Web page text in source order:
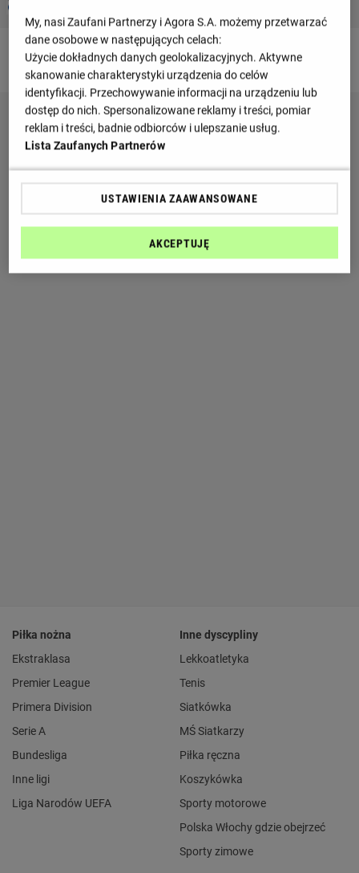
15:00
Piłka nożna
Ekstraklasa
Premier League
Primera Division
Serie A
Bundesliga
Inne ligi
Liga Narodów UEFA
Inne dyscypliny
Lekkoatletyka
Tenis
Siatkówka
MŚ Siatkarzy
Piłka ręczna
Koszykówka
Sporty motorowe
Polska Włochy gdzie obejrzeć
Sporty zimowe
My, nasi Zaufani Partnerzy i Agora S.A. możemy przetwarzać
dane osobowe w następujących celach:
Użycie dokładnych danych geolokalizacyjnych. Aktywne
skanowanie charakterystyki urządzenia do celów
identyfikacji. Przechowywanie informacji na urządzeniu lub
dostęp do nich. Spersonalizowane reklamy i treści, pomiar
reklam i treści, badnie odbiorców i ulepszanie usług.
Lista Zaufanych Partnerów
USTAWIENIA ZAAWANSOWANE
AKCEPTUJĘ